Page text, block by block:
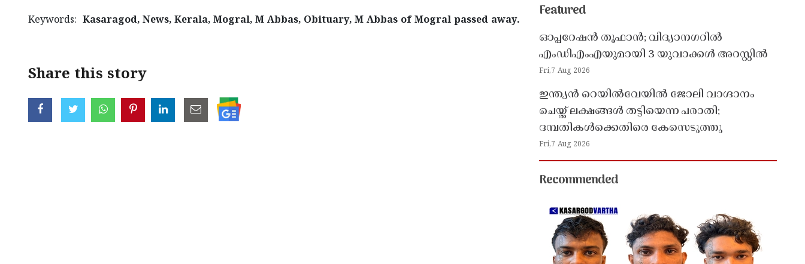
Keywords: Kasaragod, News, Kerala, Mogral, M Abbas, Obituary, M Abbas of Mogral passed away.
Share this story
Featured
ഓപ്പറേഷൻ തൂഫാൻ; വിദ്യാനഗറിൽ
എംഡിഎംഎയുമായി 3 യുവാക്കൾ അറസ്റ്റിൽ
Fri,7 Aug 2026
ഇന്ത്യൻ റെയിൽവേയിൽ ജോലി വാഗ്ദാനം
ചെയ്ത് ലക്ഷങ്ങൾ തട്ടിയെന്ന പരാതി;
ദമ്പതികൾക്കെതിരെ കേസെടുത്തു
Fri,7 Aug 2026
Recommended